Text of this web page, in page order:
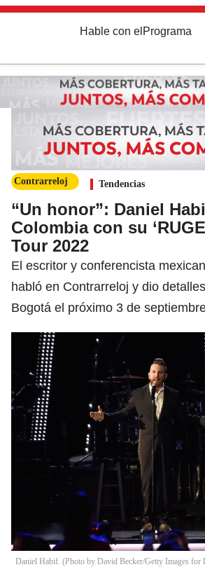
Hable con el Programa
Contrarreloj Tendencias
“Un honor”: Daniel
Colombia con su
Tour 2022
El escritor y conferencista
habló en Contrarreloj y dio
Bogotá el próximo 3 de
Daniel Habif. (Photo by David Becker/Getty Images